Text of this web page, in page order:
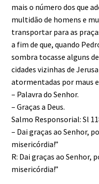
mais o número dos que
multidão de homens e
transportar para as
a fim de que, quando
sombra tocasse alguns
cidades vizinhas de
atormentadas por maus
– Palavra do Senhor.
– Graças a Deus.
Salmo Responsorial: Sl
– Dai graças ao Senhor,
misericórdia!”
R: Dai graças ao Senhor,
misericórdia!”